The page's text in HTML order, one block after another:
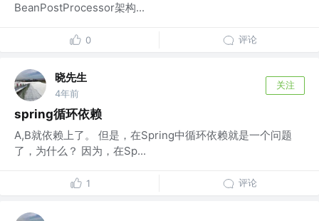
BeanPostProcessor架构...
0 评论
晓先生
4年前
关注
spring循环依赖
A,B就依赖上了。 但是，在Spring中循环依赖就是⼀个问题
了，为什么？ 因为，在Sp...
1 评论